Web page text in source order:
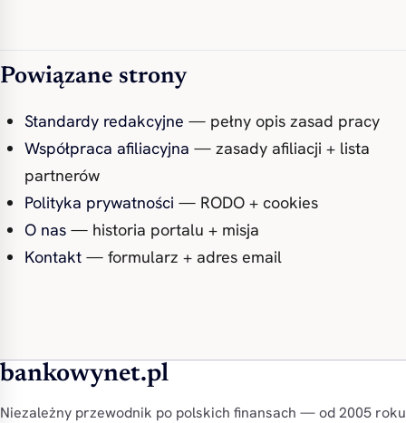
Powiązane strony
Standardy redakcyjne — pełny opis zasad pracy
Współpraca afiliacyjna — zasady afiliacji + lista
partnerów
Polityka prywatności — RODO + cookies
O nas — historia portalu + misja
Kontakt — formularz + adres email
bankowynet.pl
Niezależny przewodnik po polskich finansach — od 2005 roku